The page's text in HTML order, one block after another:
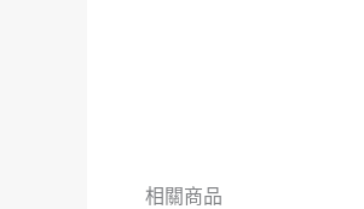
相關商品